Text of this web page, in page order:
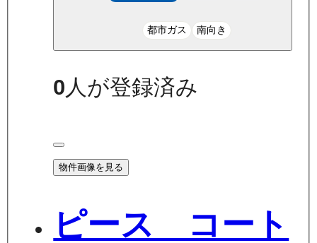
都市ガス 南向き
0人が登録済み
物件画像を見る
ピース コート